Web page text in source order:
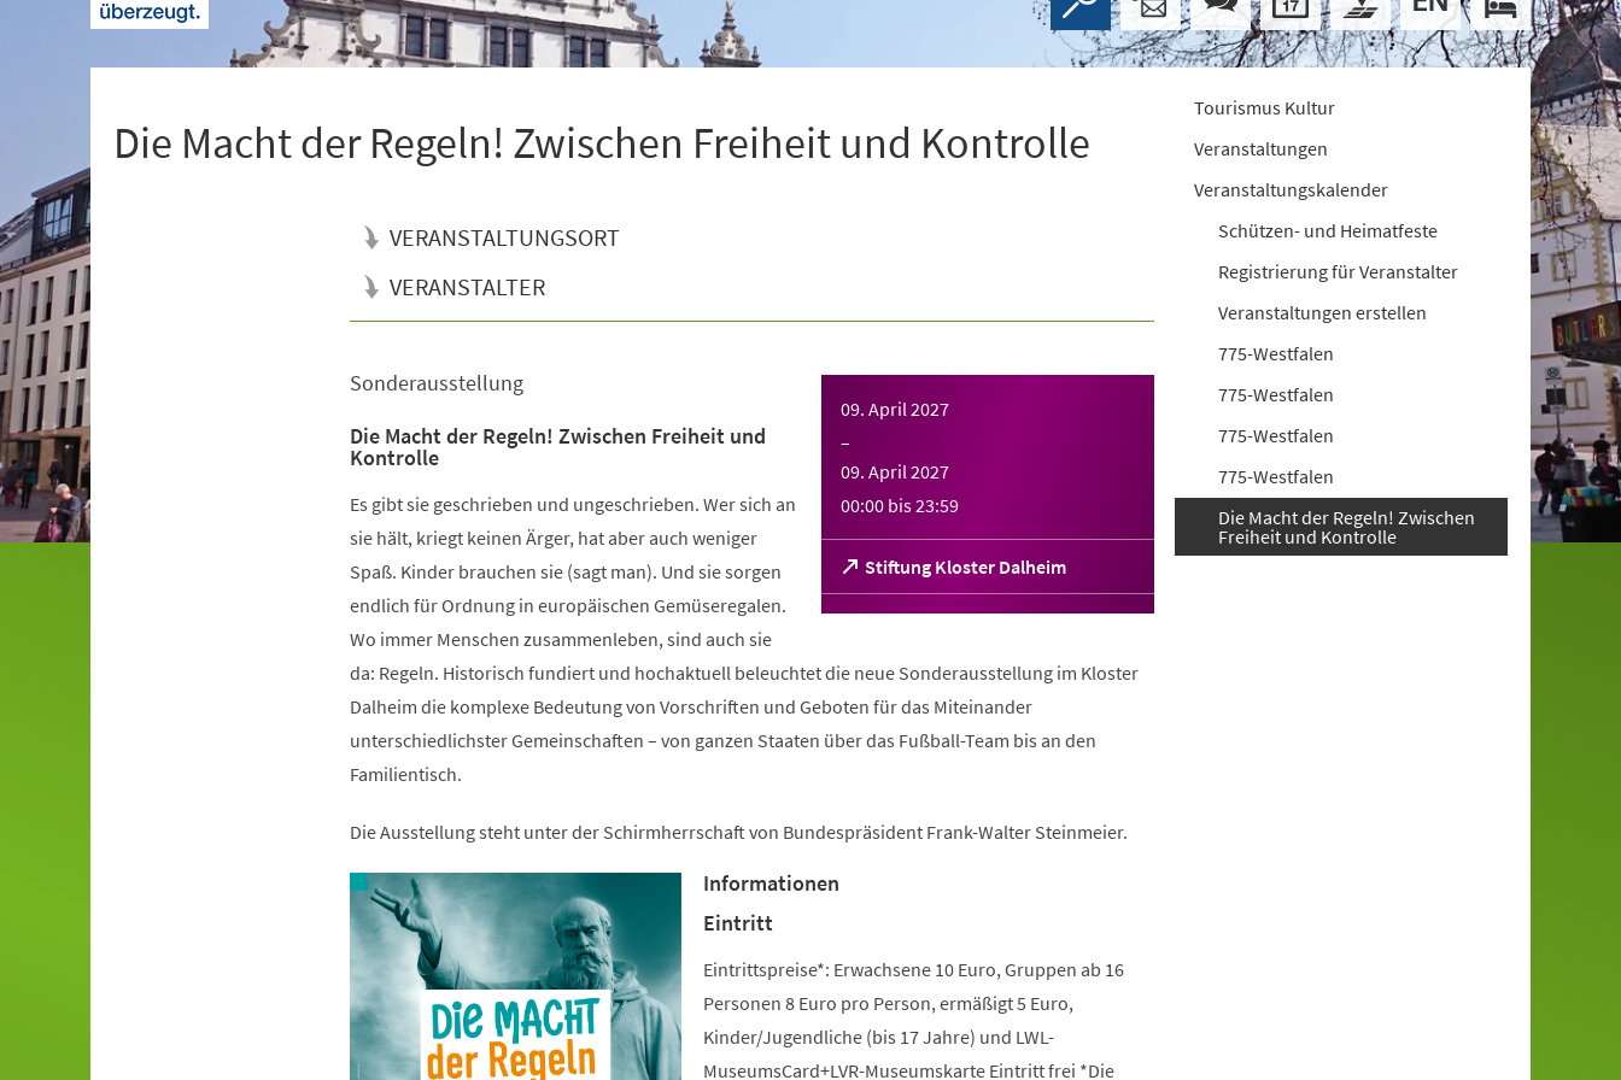
Die Macht der Regeln! Zwischen Freiheit und Kontrolle
VERANSTALTUNGSORT
VERANSTALTER
09. April 2027
–
09. April 2027
00:00 bis23:59
Stiftung Kloster Dalheim
(Öffnet
in
einem
Sonderausstellung
Die Macht der Regeln! Zwischen Freiheit und
Kontrolle
Es gibt sie geschrieben und ungeschrieben. Wer sich an
sie hält, kriegt keinen Ärger, hat aber auch weniger
Spaß. Kinder brauchen sie (sagt man). Und sie sorgen
endlich für Ordnung in europäischen Gemüseregalen.
Wo immer Menschen zusammenleben, sind auch sie
da: Regeln. Historisch fundiert und hochaktuell beleuchtet die neue Sonderausstellung im Kloster
Dalheim die komplexe Bedeutung von Vorschriften und Geboten für das Miteinander
unterschiedlichster Gemeinschaften – von ganzen Staaten über das Fußball-Team bis an den
Familientisch.
Die Ausstellung steht unter der Schirmherrschaft von Bundespräsident Frank-Walter Steinmeier.
Informationen
Eintritt
Eintrittspreise*: Erwachsene 10 Euro, Gruppen ab 16
Personen 8 Euro pro Person, ermäßigt 5 Euro,
Kinder/Jugendliche (bis 17 Jahre) und LWL-
MuseumsCard+LVR-Museumskarte Eintritt frei *Die
Tourismus Kultur
Veranstaltungen
Veranstaltungskalender
Schützen- und Heimatfeste
Registrierung für Veranstalter
Veranstaltungen erstellen
775-Westfalen
775-Westfalen
775-Westfalen
775-Westfalen
Die Macht der Regeln! Zwischen
Freiheit und Kontrolle